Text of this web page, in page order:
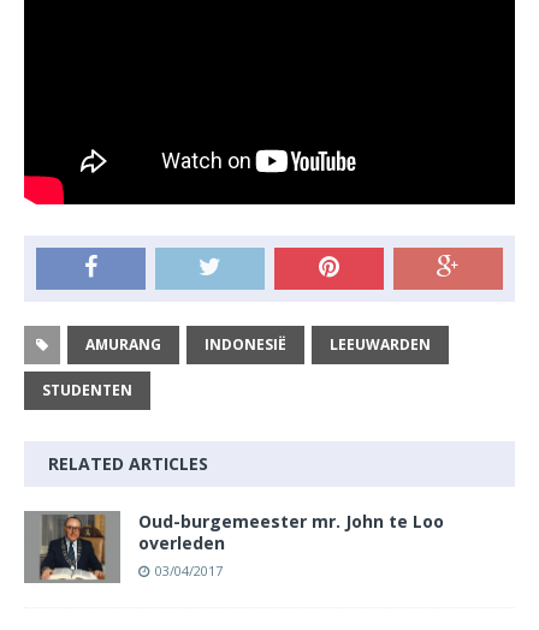
AMURANG INDONESIË LEEUWARDEN
STUDENTEN
RELATED ARTICLES
Oud-burgemeester mr. John te Loo
overleden
03/04/2017